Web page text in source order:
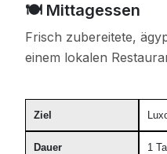
🍽️ Mittagessen
Frisch zubereitete,
einem lokalen
Ziel
Dauer 1